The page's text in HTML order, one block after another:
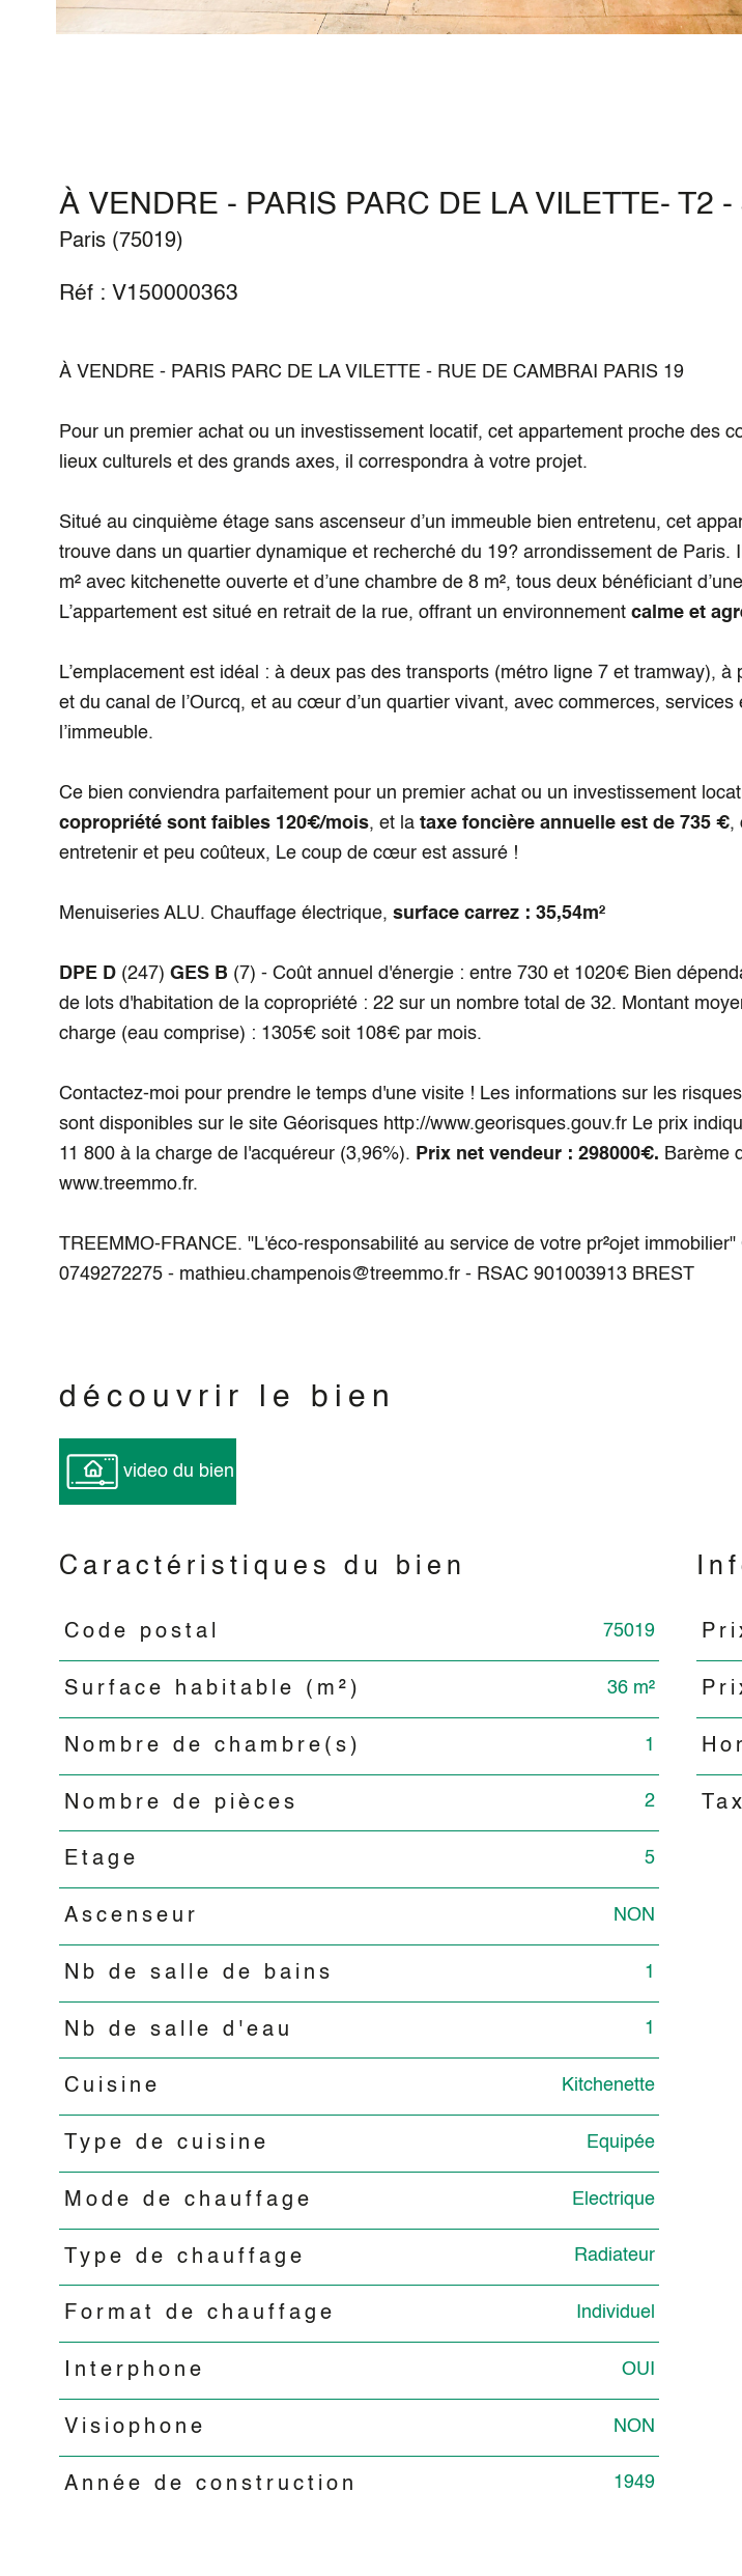
À VENDRE - PARIS PARC DE LA VILETTE- T2
Paris (75019)
Réf : V150000363
À VENDRE - PARIS PARC DE LA VILETTE - RUE DE CAMBRAI PARIS 19
Pour un premier achat ou un investissement locatif, cet appartement proche des
lieux culturels et des grands axes, il correspondra à votre projet.
Situé au cinquième étage sans ascenseur d’un immeuble bien entretenu, cet
trouve dans un quartier dynamique et recherché du 19? arrondissement de Paris.
m² avec kitchenette ouverte et d’une chambre de 8 m², tous deux bénéficiant d’une
L’appartement est situé en retrait de la rue, offrant un environnement calme et
L’emplacement est idéal : à deux pas des transports (métro ligne 7 et tramway),
et du canal de l’Ourcq, et au cœur d’un quartier vivant, avec commerces,
l’immeuble.
Ce bien conviendra parfaitement pour un premier achat ou un investissement
copropriété sont faibles 120€/mois, et la taxe foncière annuelle est de 735 €,
entretenir et peu coûteux, Le coup de cœur est assuré !
Menuiseries ALU. Chauffage électrique, surface carrez : 35,54m²
DPE D (247) GES B (7) - Coût annuel d'énergie : entre 730 et 1020€ Bien
de lots d'habitation de la copropriété : 22 sur un nombre total de 32. Montant
charge (eau comprise) : 1305€ soit 108€ par mois.
Contactez-moi pour prendre le temps d'une visite ! Les informations sur les
sont disponibles sur le site Géorisques http://www.georisques.gouv.fr Le prix
11 800 à la charge de l'acquéreur (3,96%). Prix net vendeur : 298000€. Barème
www.treemmo.fr.
TREEMMO-FRANCE. "L'éco-responsabilité au service de votre pr²ojet
0749272275 - mathieu.champenois@treemmo.fr - RSAC 901003913 BREST
découvrir le bien
video du bien
Caractéristiques du bien
Caractéristiques Valeurs
Code postal 75019
Surface habitable (m²) 36 m²
Nombre de chambre(s) 1
Nombre de pièces 2
Etage 5
Ascenseur NON
Nb de salle de bains 1
Nb de salle d'eau 1
Cuisine Kitchenette
Type de cuisine Equipée
Mode de chauffage Electrique
Type de chauffage Radiateur
Format de chauffage Individuel
Interphone OUI
Visiophone NON
Année de construction 1949